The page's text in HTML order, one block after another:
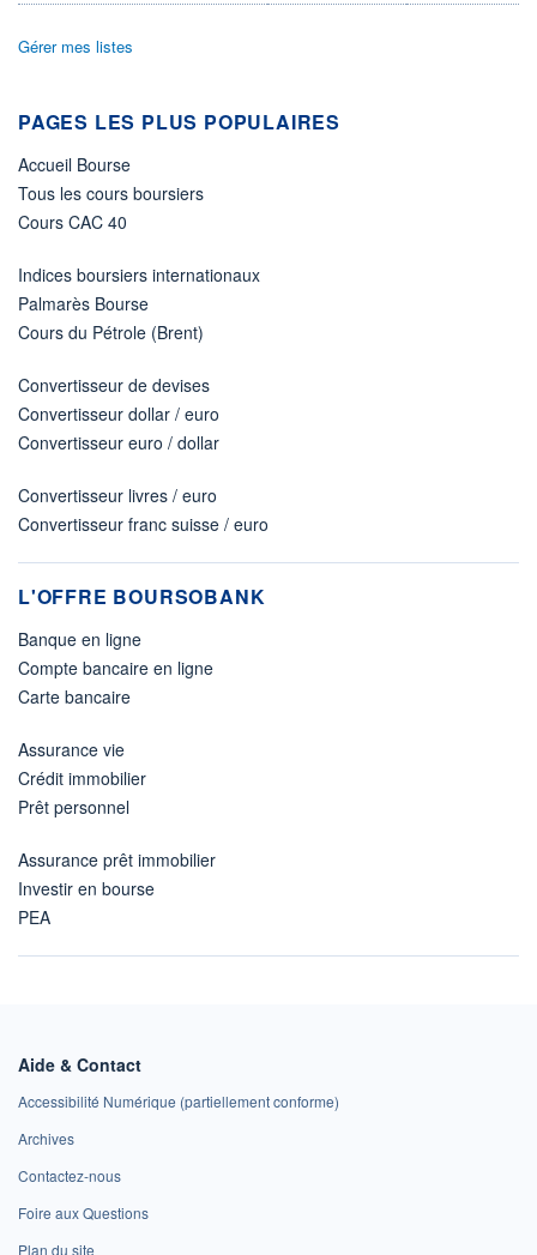
Gérer mes listes
PAGES LES PLUS POPULAIRES
Accueil Bourse
Tous les cours boursiers
Cours CAC 40
Indices boursiers internationaux
Palmarès Bourse
Cours du Pétrole (Brent)
Convertisseur de devises
Convertisseur dollar / euro
Convertisseur euro / dollar
Convertisseur livres / euro
Convertisseur franc suisse / euro
L'OFFRE BOURSOBANK
Banque en ligne
Compte bancaire en ligne
Carte bancaire
Assurance vie
Crédit immobilier
Prêt personnel
Assurance prêt immobilier
Investir en bourse
PEA
Aide & Contact
Accessibilité Numérique (partiellement conforme)
Archives
Contactez-nous
Foire aux Questions
Plan du site